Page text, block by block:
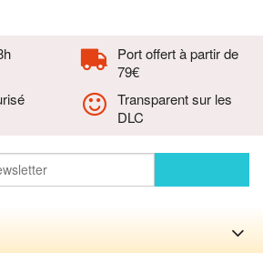
Port offert à partir de
79€
Transparent sur les
DLC